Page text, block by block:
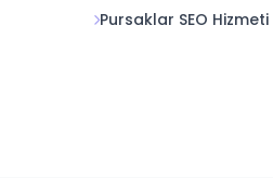
Pursaklar SEO Hizmeti